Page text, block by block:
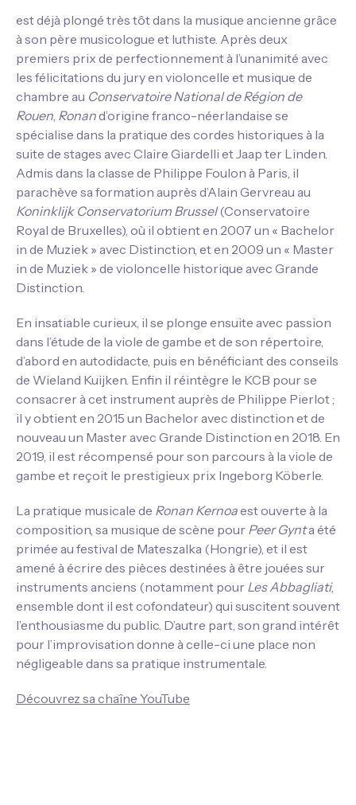
est déjà plongé très tôt dans la musique ancienne grâce
à son père musicologue et luthiste. Après deux
premiers prix de perfectionnement à l’unanimité avec
les félicitations du jury en violoncelle et musique de
chambre au Conservatoire National de Région de
Rouen, Ronand’origine franco-néerlandaise se
spécialise dans la pratique des cordes historiques à la
suite de stages avec Claire Giardelli et Jaap ter Linden.
Admis dans la classe de Philippe Foulon à Paris, il
parachève sa formation auprès d’Alain Gervreau au
Koninklijk Conservatorium Brussel(Conservatoire
Royal de Bruxelles), où il obtient en 2007 un « Bachelor
in de Muziek » avec Distinction, et en 2009 un « Master
in de Muziek » de violoncelle historique avec Grande
Distinction.
En insatiable curieux, il se plonge ensuite avec passion
dans l’étude de la viole de gambe et de son répertoire,
d’abord en autodidacte, puis en bénéficiant des conseils
de Wieland Kuijken. Enfin il réintègre le KCB pour se
consacrer à cet instrument auprès de Philippe Pierlot ;
il y obtient en 2015 un Bachelor avec distinction et de
nouveau un Master avec Grande Distinction en 2018. En
2019, il est récompensé pour son parcours à la viole de
gambe et reçoit le prestigieux prix Ingeborg Köberle.
La pratique musicale de Ronan Kernoaest ouverte à la
composition, sa musique de scène pour Peer Gynta été
primée au festival de Mateszalka (Hongrie), et il est
amené à écrire des pièces destinées à être jouées sur
instruments anciens (notamment pour Les Abbagliati,
ensemble dont il est cofondateur) qui suscitent souvent
l’enthousiasme du public. D’autre part, son grand intérêt
pour l’improvisation donne à celle-ci une place non
négligeable dans sa pratique instrumentale.
Découvrez sa chaîne YouTube